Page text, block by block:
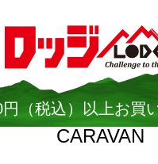
（税込）以上お買
CARAVAN